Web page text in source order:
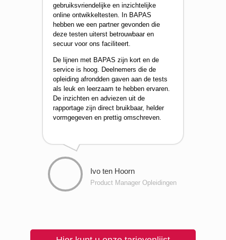
gebruiksvriendelijke en inzichtelijke
online ontwikkeltesten. In BAPAS
hebben we een partner gevonden die
deze testen uiterst betrouwbaar en
secuur voor ons faciliteert.
De lijnen met BAPAS zijn kort en de
service is hoog. Deelnemers die de
opleiding afrondden gaven aan de tests
als leuk en leerzaam te hebben ervaren.
De inzichten en adviezen uit de
rapportage zijn direct bruikbaar, helder
vormgegeven en prettig omschreven.
Ivo ten Hoorn
Product Manager Opleidingen